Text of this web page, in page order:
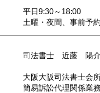
平日9:30～18:00
土曜・夜間、事前予
司法書士 近藤 陽介
大阪大阪司法書士会
簡易訴訟代理関係業